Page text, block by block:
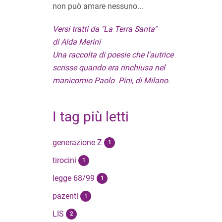
non può amare nessuno...
Versi tratti da "La Terra Santa"
di Alda Merini
Una raccolta di poesie che l'autrice
scrisse quando era rinchiusa nel
manicomio Paolo Pini, di Milano.
I tag più letti
generazione Z 1
tirocini 1
legge 68/99 1
pazenti 1
LIS 2